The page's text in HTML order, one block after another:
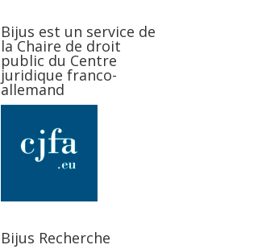
Bijus est un service de
la Chaire de droit
public du Centre
juridique franco-
allemand
Bijus Recherche